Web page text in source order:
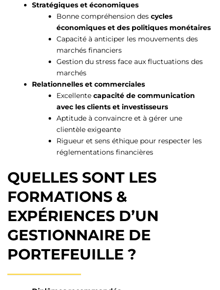
Stratégiques et économiques
Bonne compréhension des cycles
économiques et des politiques monétaires
Capacité à anticiper les mouvements des
marchés financiers
Gestion du stress face aux fluctuations des
marchés
Relationnelles et commerciales
Excellente capacité de communication
avec les clients et investisseurs
Aptitude à convaincre et à gérer une
clientèle exigeante
Rigueur et sens éthique pour respecter les
réglementations financières
QUELLES SONT LES
FORMATIONS &
EXPÉRIENCES D’UN
GESTIONNAIRE DE
PORTEFEUILLE ?